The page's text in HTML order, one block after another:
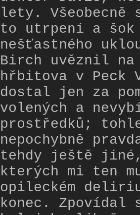
lety.
to utrpení a šok
nešťastného
Birch uvěznil
hřbitova v Peck
dostal jen za
volených a
prostředků;
nepochybně
tehdy ještě
kterých mi ten
opileckém
konec. Zpovídal